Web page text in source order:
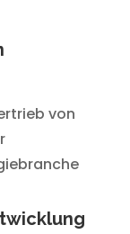
von